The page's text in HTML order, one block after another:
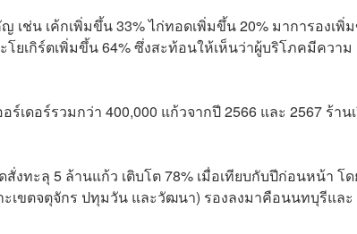
ช่น เค้กเพิ่มขึ้น 33% ไก่ทอดเพิ่มขึ้น 20% มาการองเพิ่
ยเกิร์ตเพิ่มขึ้น 64% ซึ่งสะท้อนให้เห็นว่าผู้บริโภคมีความ
เดอร์รวมกว่า 400,000 แก้วจากปี 2566 และ 2567 ร้าน
งทะลุ 5 ล้านแก้ว เติบโต 78% เมื่อเทียบกับปีก่อนหน้า โด
เขตจตุจักร ปทุมวัน และวัฒนา) รองลงมาคือนนทบุรีและ